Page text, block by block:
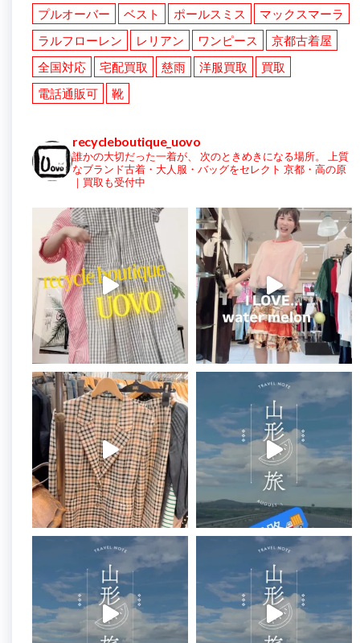
プルオーバー ベスト ポールスミス
マックスマーラ
ラルフローレン
レリアン ワンピース
京都古着屋
全国対応
宅配買取 慈雨 洋服買取
買取
電話通販可
靴
recycleboutique_uovo
誰かの大切だった一着が、 次のときめきになる場所。
上質
なブランド古着・大人服・バッグをセレクト 京都・高の原
｜買取も受付中